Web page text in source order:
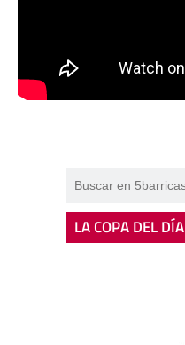
LA COPA DEL DÍA